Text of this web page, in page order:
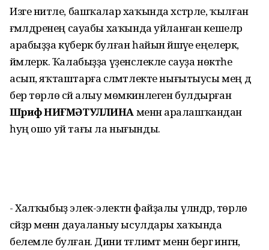
Изге ниәтле, башҡалар хаҡында хәстәрле, ҡылған
ғәмәлдәренең сауабы хаҡында уйланған кешеләр
арабыҙҙа күберәк булған һайын йәшәүе еңелерәк,
йәмлерәк. Ҡалабыҙҙа үҙенсәлекле сауҙа нөктәһе
асып, яҡташтарға сәләмәтлекте нығытыусы мең дә
бер төрлө сәй алыу мөмкинлеген булдырған
Шәрифә НИҒМӘТУЛЛИНАменән аралашҡандан
һуң ошо уй тағы ла нығынды.
- Халҡыбыҙ элек-электән файҙалы үләндәр, төрлө
сәйҙәр менән дауаланыу ысулдары хаҡында
белемле булған. Дини тәғлимәт менән бергә ингән,